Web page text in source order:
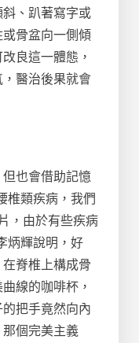
、趴著寫字或
骨盆向一側傾
良這一體態，
醫治後果就會
也會借助記憶
椎類疾病，我們
，由於有些疾病
炳輝說明，好
脊椎上構成骨
線的咖啡杯，
把手竟然向內
個完美主義